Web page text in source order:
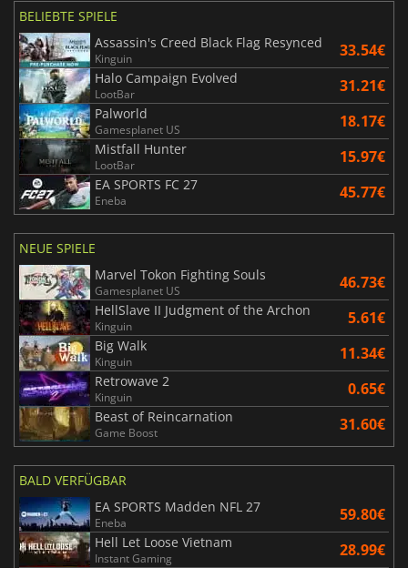
BELIEBTE SPIELE
Assassin's Creed Black Flag Resynced
Kinguin 33.54€
Halo Campaign Evolved
LootBar 31.21€
Palworld
Gamesplanet US 18.17€
Mistfall Hunter
LootBar 15.97€
EA SPORTS FC 27
Eneba 45.77€
NEUE SPIELE
Marvel Tokon Fighting Souls
Gamesplanet US 46.73€
HellSlave II Judgment of the Archon
Kinguin 5.61€
Big Walk
Kinguin 11.34€
Retrowave 2
Kinguin 0.65€
Beast of Reincarnation
Game Boost 31.60€
BALD VERFÜGBAR
EA SPORTS Madden NFL 27
Eneba 59.80€
Hell Let Loose Vietnam
Instant Gaming 28.99€